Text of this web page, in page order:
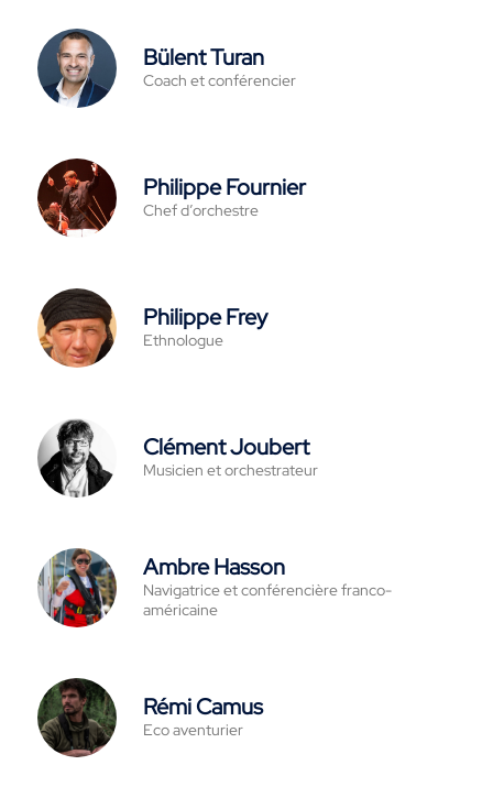
Bülent Turan
Coach et conférencier
Philippe Fournier
Chef d’orchestre
Philippe Frey
Ethnologue
Clément Joubert
Musicien et orchestrateur
Ambre Hasson
Navigatrice et conférencière franco-
américaine
Rémi Camus
Eco aventurier